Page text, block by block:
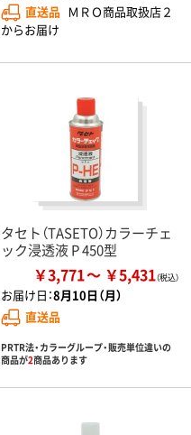
直送品 ＭＲＯ商品取扱店２
からお届け
タセト（TASETO）カラーチェ
ック浸透液 P 450型
￥3,771 ￥5,431
お届け日：8月10日（月）
直送品
PRTR法・カラーグループ・販売単位違いの
商品が2商品あります